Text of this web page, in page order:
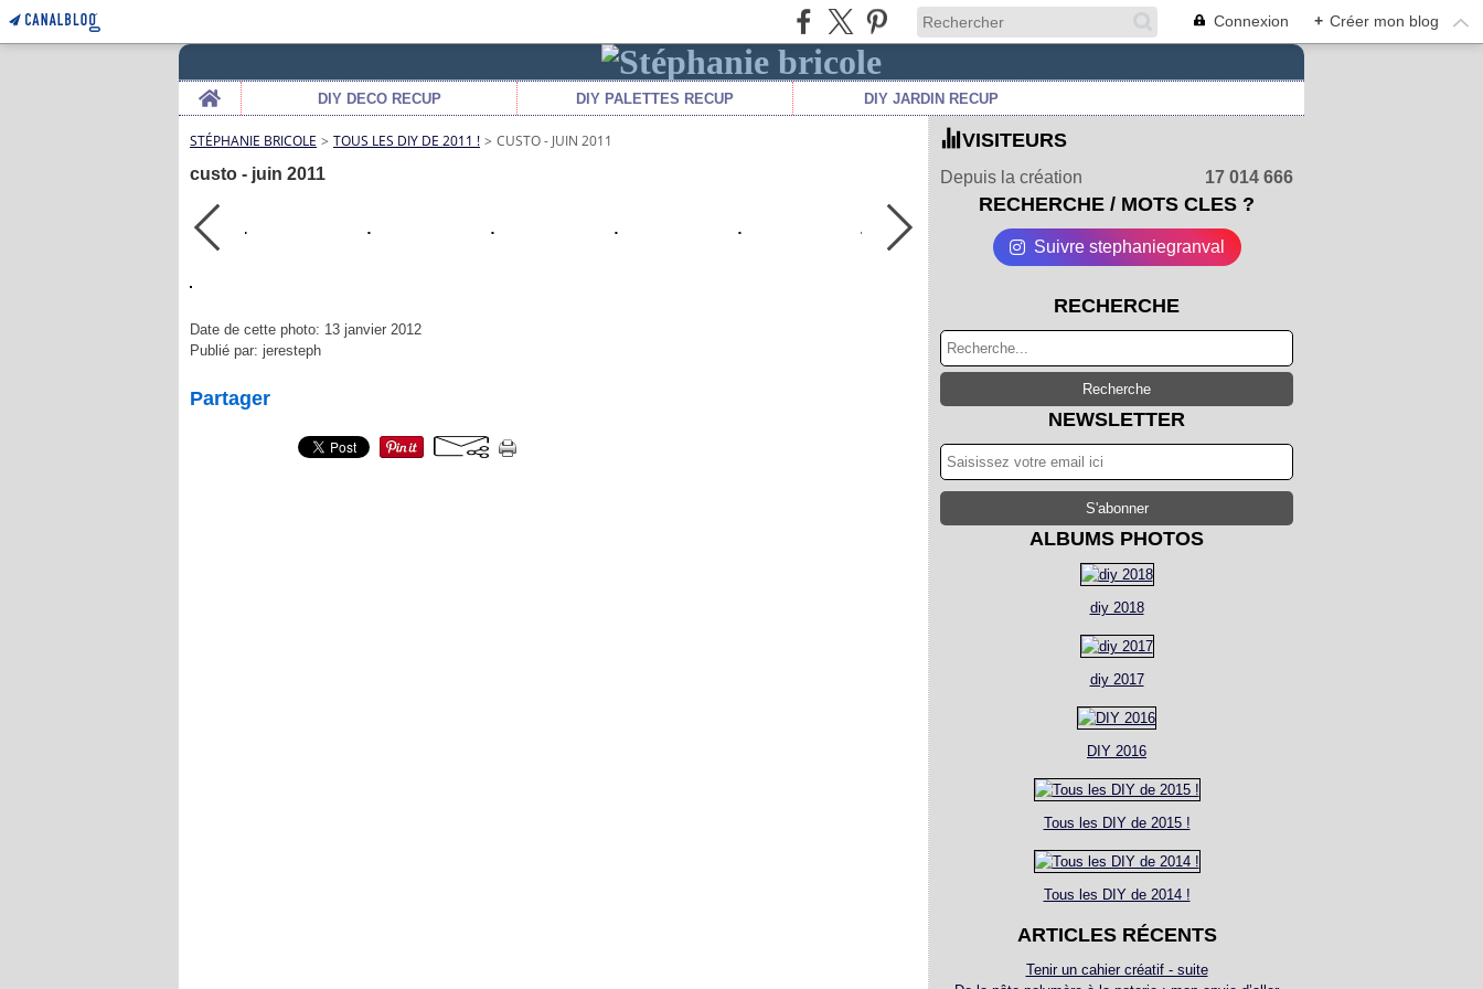
Connexion + Créer mon blog
Home
DIY DECO RECUP DIY PALETTES RECUP DIY JARDIN RECUP
STÉPHANIE BRICOLE > TOUS LES DIY DE 2011 ! > CUSTO - JUIN 2011
custo - juin 2011
Date de cette photo: 13 janvier 2012
Publié par: jeresteph
Partager
VISITEURS
Depuis la création 17 014 666
RECHERCHE / MOTS CLES ?
Suivre stephaniegranval
RECHERCHE
NEWSLETTER
ALBUMS PHOTOS
diy 2018
diy 2017
DIY 2016
Tous les DIY de 2015 !
Tous les DIY de 2014 !
ARTICLES RÉCENTS
Tenir un cahier créatif - suite